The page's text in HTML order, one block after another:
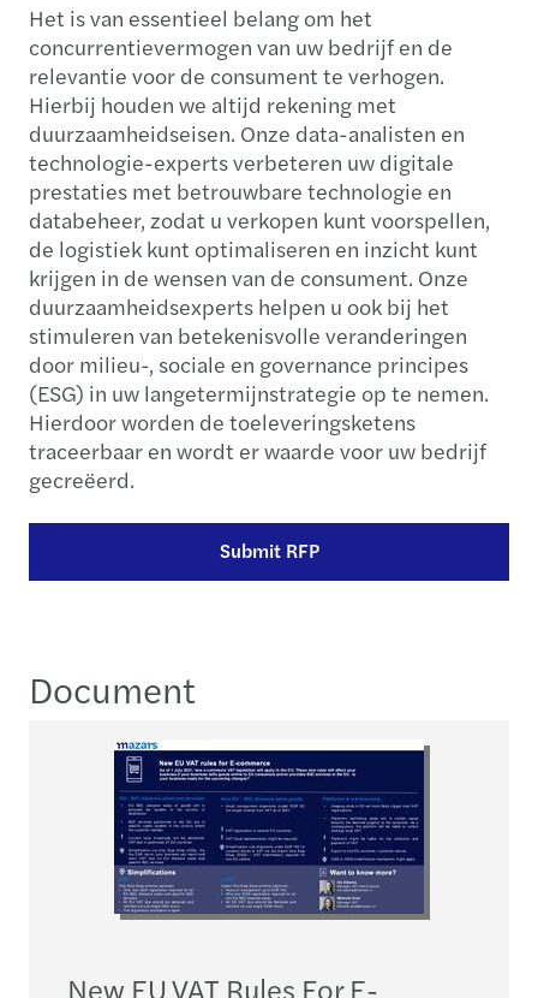
Het is van essentieel belang om het
concurrentievermogen van uw bedrijf en de
relevantie voor de consument te verhogen.
Hierbij houden we altijd rekening met
duurzaamheidseisen. Onze data-analisten en
technologie-experts verbeteren uw digitale
prestaties met betrouwbare technologie en
databeheer, zodat u verkopen kunt voorspellen,
de logistiek kunt optimaliseren en inzicht kunt
krijgen in de wensen van de consument. Onze
duurzaamheidsexperts helpen u ook bij het
stimuleren van betekenisvolle veranderingen
door milieu-, sociale en governance principes
(ESG) in uw langetermijnstrategie op te nemen.
Hierdoor worden de toeleveringsketens
traceerbaar en wordt er waarde voor uw bedrijf
gecreëerd.
Submit RFP
Document
New EU VAT Rules For E-